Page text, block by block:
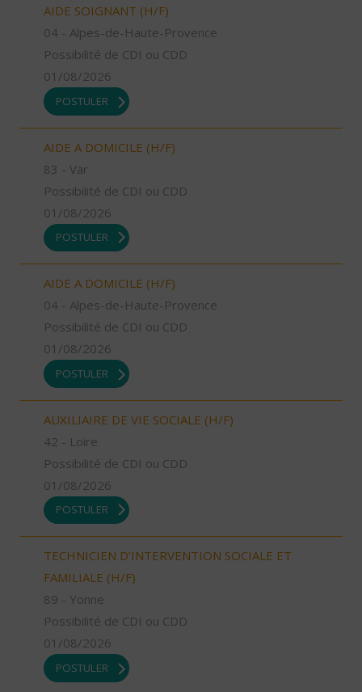
AIDE SOIGNANT (H/F)
04 - Alpes-de-Haute-Provence
Possibilité de CDI ou CDD
01/08/2026
POSTULER
AIDE A DOMICILE (H/F)
83 - Var
Possibilité de CDI ou CDD
01/08/2026
POSTULER
AIDE A DOMICILE (H/F)
04 - Alpes-de-Haute-Provence
Possibilité de CDI ou CDD
01/08/2026
POSTULER
AUXILIAIRE DE VIE SOCIALE (H/F)
42 - Loire
Possibilité de CDI ou CDD
01/08/2026
POSTULER
TECHNICIEN D’INTERVENTION SOCIALE ET
FAMILIALE (H/F)
89 - Yonne
Possibilité de CDI ou CDD
01/08/2026
POSTULER